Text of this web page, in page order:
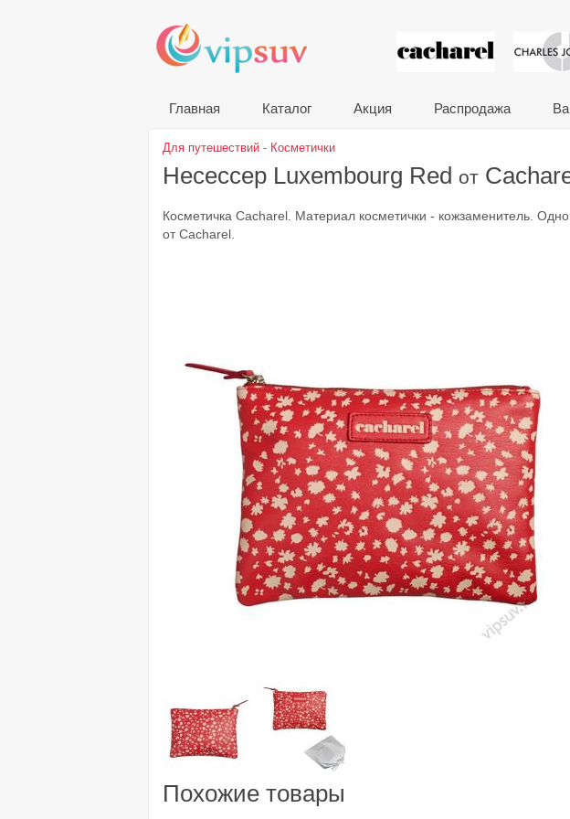
VIP
Главная Каталог Акция Распродажа
Для путешествий - Косметички
Несессер Luxembourg Red от
Косметичка Cacharel. Материал косметички - кожзаменитель.
от Cacharel.
Похожие товары